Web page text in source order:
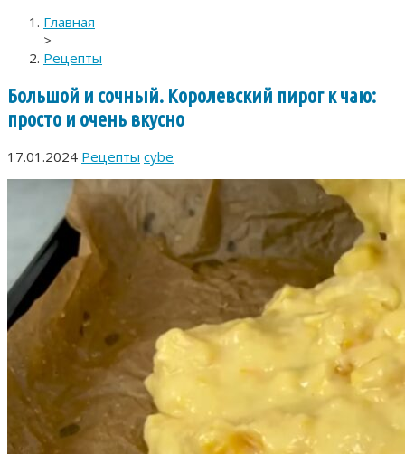
Главная
>
Рецепты
Большой и сочный. Королевский пирог к чаю:
просто и очень вкусно
17.01.2024 Рецепты cybe